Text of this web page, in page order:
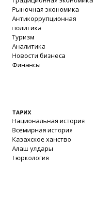
Рыночная экономика
Антикоррупционная
политика
Туризм
Аналитика
Новости бизнеса
Финансы
ТАРИХ
Национальная история
Всемирная история
Казахское ханство
Алаш улдары
Тюркология